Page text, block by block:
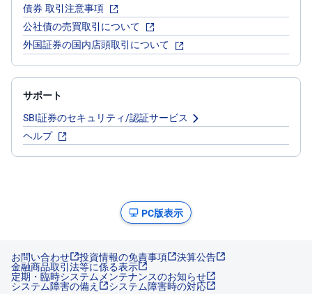
債券 取引注意事項
公社債の売買取引について
外国証券の国内店頭取引について
サポート
SBI証券のセキュリティ/認証サービス
ヘルプ
PC版表示
お問い合わせ 投資情報の免責事項 決算公告
金融商品取引法等に係る表示
定期・臨時システムメンテナンスのお知らせ
システム障害の備え システム障害時の対応